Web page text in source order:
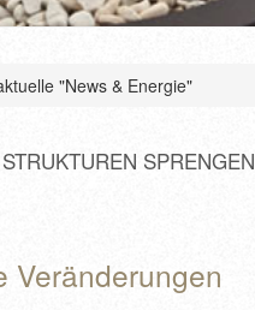
"News & Energie"
SPRENGEN
Veränderungen